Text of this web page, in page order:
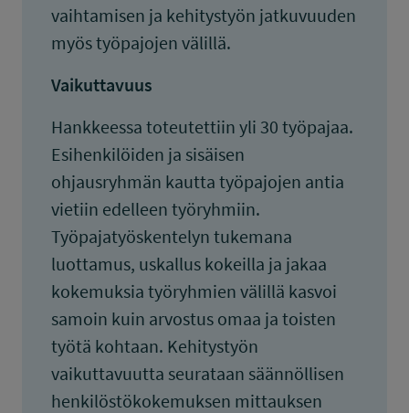
vaihtamisen ja kehitystyön jatkuvuuden
myös työpajojen välillä.
Vaikuttavuus
Hankkeessa toteutettiin yli 30 työpajaa.
Esihenkilöiden ja sisäisen
ohjausryhmän kautta työpajojen antia
vietiin edelleen työryhmiin.
Työpajatyöskentelyn tukemana
luottamus, uskallus kokeilla ja jakaa
kokemuksia työryhmien välillä kasvoi
samoin kuin arvostus omaa ja toisten
työtä kohtaan. Kehitystyön
vaikuttavuutta seurataan säännöllisen
henkilöstökokemuksen mittauksen